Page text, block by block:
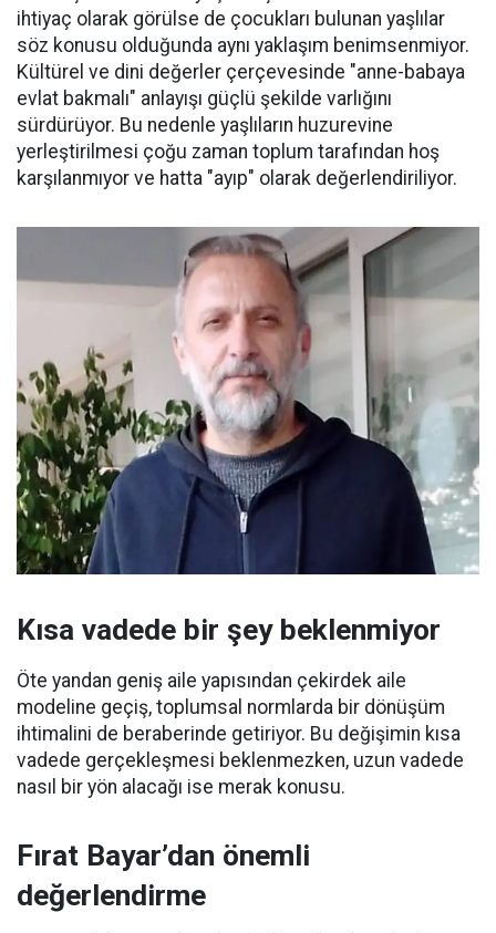
ihtiyaç olarak görülse de çocukları bulunan yaşlılar
söz konusu olduğunda aynı yaklaşım benimsenmiyor.
Kültürel ve dini değerler çerçevesinde "anne-babaya
evlat bakmalı" anlayışı güçlü şekilde varlığını
sürdürüyor. Bu nedenle yaşlıların huzurevine
yerleştirilmesi çoğu zaman toplum tarafından hoş
karşılanmıyor ve hatta "ayıp" olarak değerlendiriliyor.
Kısa vadede bir şey beklenmiyor
Öte yandan geniş aile yapısından çekirdek aile
modeline geçiş, toplumsal normlarda bir dönüşüm
ihtimalini de beraberinde getiriyor. Bu değişimin kısa
vadede gerçekleşmesi beklenmezken, uzun vadede
nasıl bir yön alacağı ise merak konusu.
Fırat Bayar’dan önemli
değerlendirme